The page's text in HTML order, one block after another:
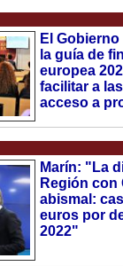
El
la guía de
europea
facilitar a
acceso a
Marín: "La
Región con
abismal:
euros por
2022"